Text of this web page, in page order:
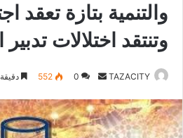
والتنمية بتازة تعقد
وتنتقد اختلالات
TAZACITY
س
ل
0
552